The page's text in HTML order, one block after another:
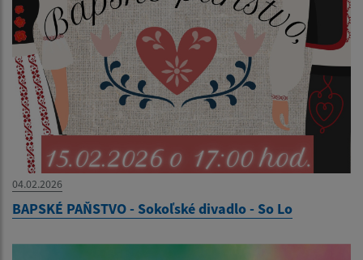
04.02.2026
BAPSKÉ PAŇSTVO - Sokoľské divadlo - So Lo